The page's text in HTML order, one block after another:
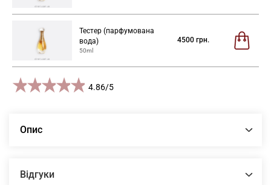
Тестер (парфумована
вода)
50ml
4500 грн.
5 stars
4 stars
3 stars
2 stars
1 star 4.86/5
Опис
Відгуки